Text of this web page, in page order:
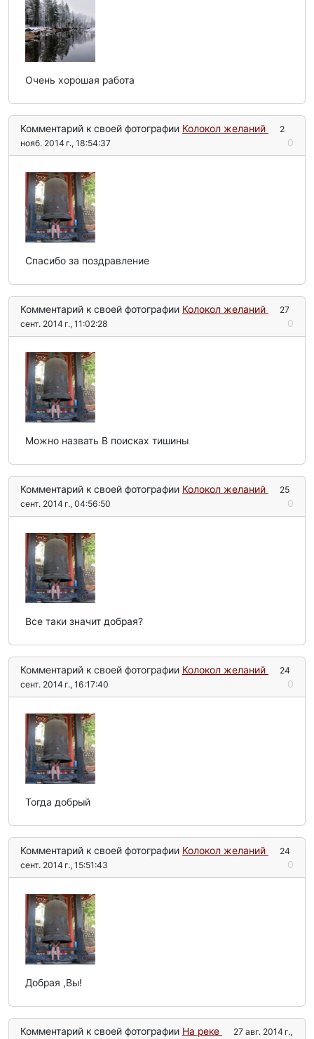
Очень хорошая работа
Комментарий к своей фотографии Колокол желаний
2
нояб. 2014 г., 18:54:37
0
Спасибо за поздравление
Комментарий к своей фотографии Колокол желаний
27
сент. 2014 г., 11:02:28
0
Можно назвать В поисках тишины
Комментарий к своей фотографии Колокол желаний
25
сент. 2014 г., 04:56:50
0
Все таки значит добрая?
Комментарий к своей фотографии Колокол желаний
24
сент. 2014 г., 16:17:40
0
Тогда добрый
Комментарий к своей фотографии Колокол желаний
24
сент. 2014 г., 15:51:43
0
Добрая ,Вы!
Комментарий к своей фотографии На реке
27 авг. 2014 г.,